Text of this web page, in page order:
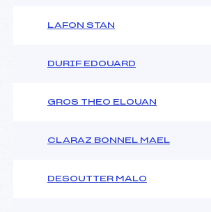
LAFON STAN
DURIF EDOUARD
GROS THEO ELOUAN
CLARAZ BONNEL MAEL
DESOUTTER MALO